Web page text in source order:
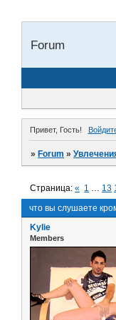
Forum
Привет, Гость!
»Forum »
что вы слушаете
Страница:« 1 … 13
Kylie
Members